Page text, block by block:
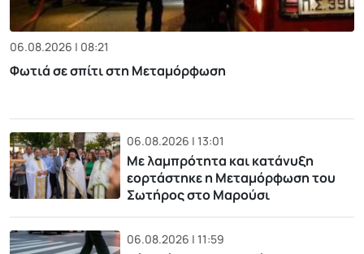
06.08.2026 | 08:21
Φωτιά σε σπίτι στη Μεταμόρφωση
06.08.2026 | 13:01
Με λαμπρότητα και κατάνυξη
εορτάστηκε η Μεταμόρφωση του
Σωτήρος στο Μαρούσι
06.08.2026 | 11:59